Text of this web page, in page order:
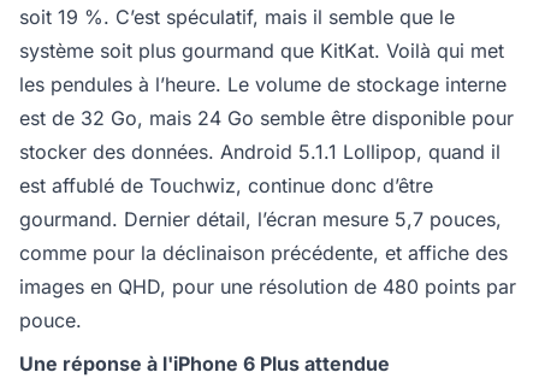
soit 19 %. C’est spéculatif, mais il semble que le
système soit plus gourmand que KitKat. Voilà qui met
les pendules à l’heure. Le volume de stockage interne
est de 32 Go, mais 24 Go semble être disponible pour
stocker des données. Android 5.1.1 Lollipop, quand il
est affublé de Touchwiz, continue donc d’être
gourmand. Dernier détail, l’écran mesure 5,7 pouces,
comme pour la déclinaison précédente, et affiche des
images en QHD, pour une résolution de 480 points par
pouce.
Une réponse à l'iPhone 6 Plus attendue